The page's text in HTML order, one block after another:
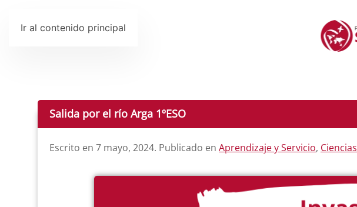
Ir al contenido principal
Salida por el río Arga 1ºESO
Escrito en 7 mayo, 2024. Publicado en Aprendizaje y Servicio, Ciencias